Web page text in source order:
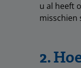
u al heeft
misschien
2.